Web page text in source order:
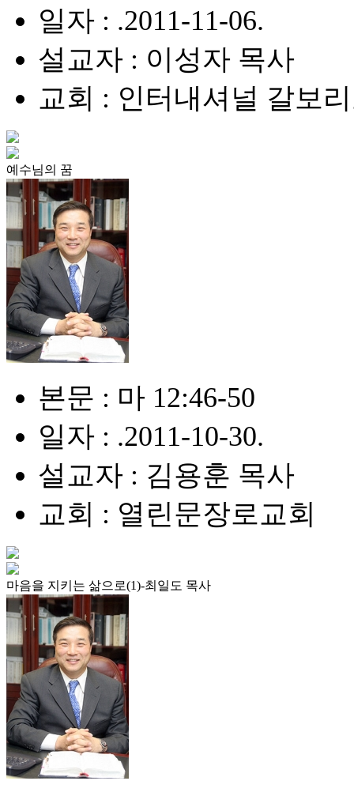
일자 : .2011-11-06.
설교자 : 이성자 목사
교회 : 인터내셔널 갈보
예수님의 꿈
본문 : 마 12:46-50
일자 : .2011-10-30.
설교자 : 김용훈 목사
교회 : 열린문장로교회
마음을 지키는 삶으로(1)-최일도 목사